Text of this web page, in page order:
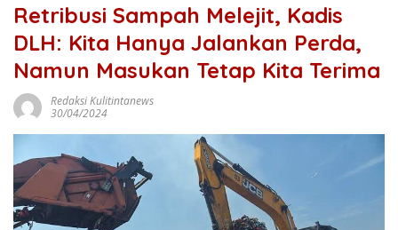
Retribusi Sampah Melejit, Kadis
DLH: Kita Hanya Jalankan Perda,
Namun Masukan Tetap Kita Terima
Redaksi Kulitintanews
30/04/2024